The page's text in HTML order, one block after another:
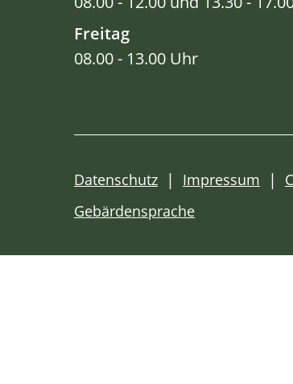
Freitag
08.00 - 13.00 Uhr
Datenschutz Impressum
Gebärdensprache